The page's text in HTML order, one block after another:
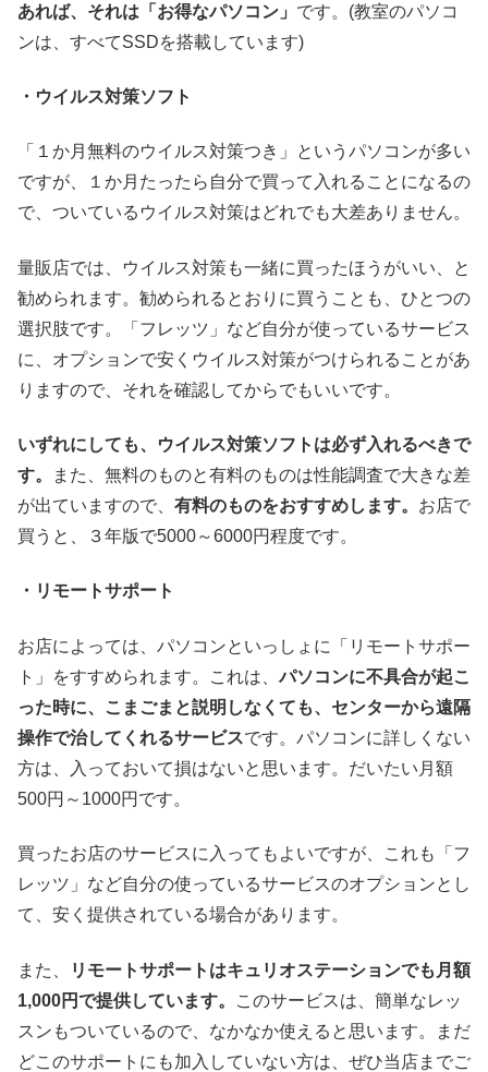
あれば、それは「お得なパソコン」 です。(教室のパソコ
ンは、すべてSSDを搭載しています)
・ウイルス対策ソフト
「１か月無料のウイルス対策つき」というパソコンが多い
ですが、１か月たったら自分で買って入れることになるの
で、ついているウイルス対策はどれでも大差ありません。
量販店では、ウイルス対策も一緒に買ったほうがいい、と
勧められます。勧められるとおりに買うことも、ひとつの
選択肢です。「フレッツ」など自分が使っているサービス
に、オプションで安くウイルス対策がつけられることがあ
りますので、それを確認してからでもいいです。
いずれにしても、ウイルス対策ソフトは必ず入れるべきで
す。
また、無料のものと有料のものは性能調査で大きな差
が出ていますので、 有料のものをおすすめします。 お店で
買うと、３年版で5000～6000円程度です。
・リモートサポート
お店によっては、パソコンといっしょに「リモートサポー
ト」をすすめられます。これは、パソコンに不具合が起こ
った時に、こまごまと説明しなくても、センターから遠隔
操作で治してくれるサービスです。パソコンに詳しくない
方は、入っておいて損はないと思います。だいたい月額
500円～1000円です。
買ったお店のサービスに入ってもよいですが、これも「フ
レッツ」など自分の使っているサービスのオプションとし
て、安く提供されている場合があります。
また、
リモートサポートはキュリオステーションでも月額
1,000円で提供しています。
このサービスは、簡単なレッ
スンもついているので、なかなか使えると思います。まだ
どこのサポートにも加入していない方は、ぜひ当店までご